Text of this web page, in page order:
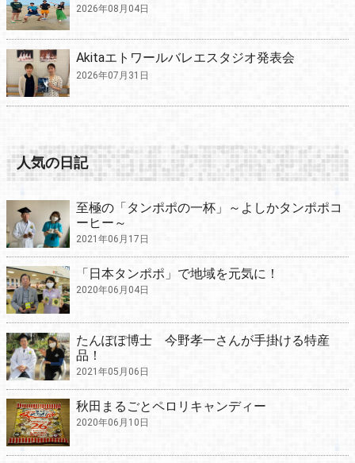
2026年08月04日
Akitaエトワールバレエスタジオ発表会
2026年07月31日
人気の日記
至極の「タンポポの一杯」～よしかタンポポコ
ーヒー～
2021年06月17日
「日本タンポポ」で地域を元気に！
2020年06月04日
たんぽぽ博士 今野孝一さんが手掛ける特産
品！
2021年05月06日
秋田まるごとペロリキャンディー
2020年06月10日